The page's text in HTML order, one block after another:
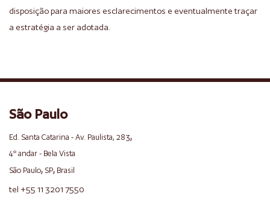
disposição para maiores esclarecimentos e eventualmente traçar
a estratégia a ser adotada.
São Paulo
Ed. Santa Catarina - Av. Paulista, 283,
4º andar - Bela Vista
São Paulo, SP, Brasil
tel +55 11 3201 7550